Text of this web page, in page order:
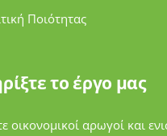
Ποιότητας
το έργο μας
οικονομικοί αρωγοί και